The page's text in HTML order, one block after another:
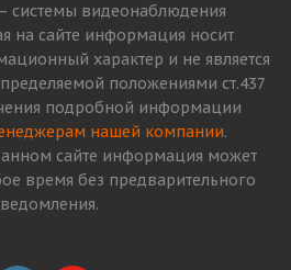
системы видеонаблюдения
на сайте информация носит
характер и не является
положениями ст.437
подробной информации
нашей компании.
сайте информация может
время без предварительного